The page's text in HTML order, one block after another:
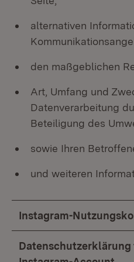
alternativen
den maßgeblichen
Art, Umfang und
Datenverarbeitung
Beteiligung des
sowie Ihren
und weiteren
Instagram-
Datenschutzerklärung